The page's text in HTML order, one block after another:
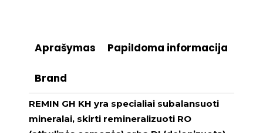
Aprašymas Papildoma informacija
Brand
REMIN GH KH yra specialiai subalansuoti
mineralai, skirti remineralizuoti RO